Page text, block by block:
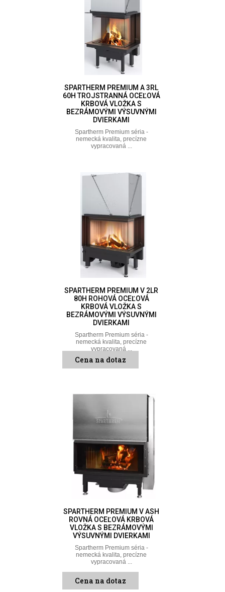
SPARTHERM PREMIUM A 3RL
60H TROJSTRANNÁ OCEĽOVÁ
KRBOVÁ VLOŽKA S
BEZRÁMOVÝMI VÝSUVNÝMI
DVIERKAMI
Spartherm Premium séria -
nemecká kvalita, precízne
vypracovaná ...
SPARTHERM PREMIUM V 2LR
80H ROHOVÁ OCEĽOVÁ
KRBOVÁ VLOŽKA S
BEZRÁMOVÝMI VÝSUVNÝMI
DVIERKAMI
Spartherm Premium séria -
nemecká kvalita, precízne
vypracovaná ...
Cena na dotaz
SPARTHERM PREMIUM V ASH
ROVNÁ OCEĽOVÁ KRBOVÁ
VLOŽKA S BEZRÁMOVÝMI
VÝSUVNÝMI DVIERKAMI
Spartherm Premium séria -
nemecká kvalita, precízne
vypracovaná ...
Cena na dotaz